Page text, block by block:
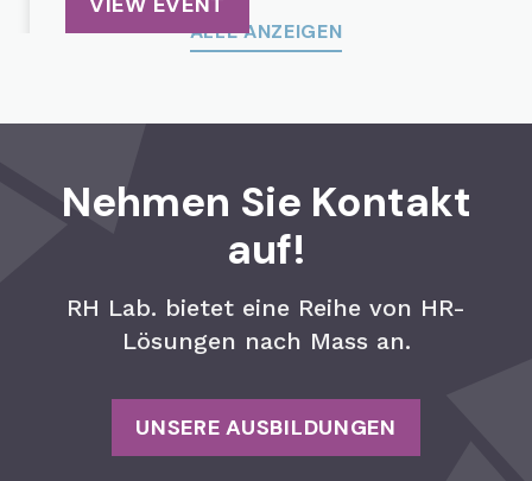
ALLE ANZEIGEN
Nehmen Sie Kontakt
auf!
RH Lab. bietet eine Reihe von HR-
Lösungen nach Mass an.
UNSERE AUSBILDUNGEN